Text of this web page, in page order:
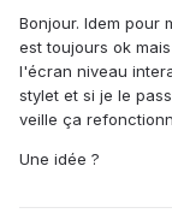
Bonjour. Idem pour
est toujours ok
l'écran niveau
stylet et si je le
veille ça
Une idée ?